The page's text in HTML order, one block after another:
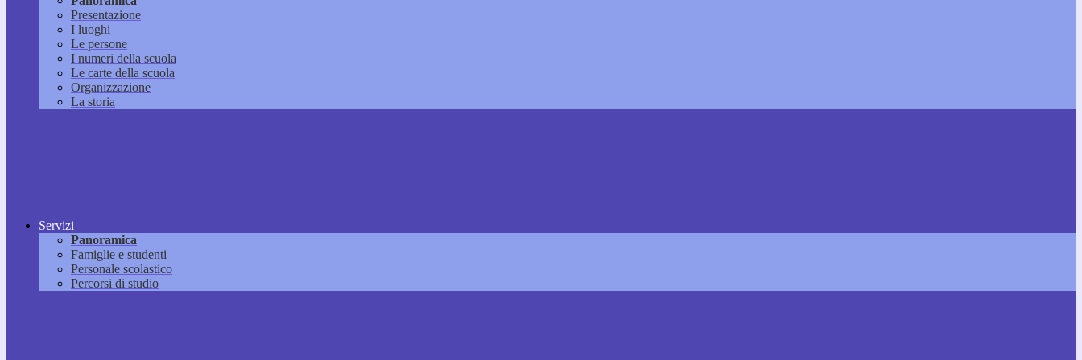
Presentazione
I luoghi
Le persone
I numeri della scuola
Le carte della scuola
Organizzazione
La storia
Servizi
Panoramica
Famiglie e studenti
Personale scolastico
Percorsi di studio